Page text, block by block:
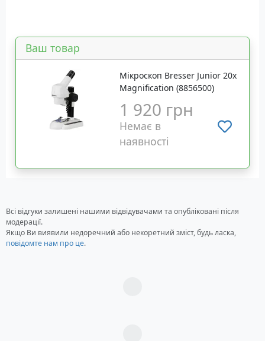
Ваш товар
Мікроскоп Bresser Junior 20x
Magnification (8856500)
1 920 грн
Немає в
наявності
Всі відгуки залишені нашими відвідувачами та опубліковані після
модерації.
Якщо Ви виявили недоречний або некоретний зміст, будь ласка,
повідомте нам про це.